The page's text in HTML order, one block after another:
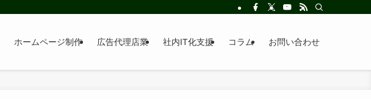
ホームページ制作 広告代理店業 社内IT化支援 コラム お問い合わせ